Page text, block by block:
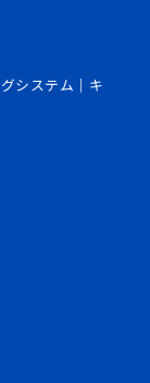
システム｜キ